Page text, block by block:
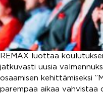
REMAX luottaa
jatkuvasti uusia
osaamisen kehittämiseksi
parempaa aikaa vahvistaa